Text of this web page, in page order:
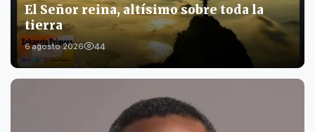
El Señor reina, altísimo sobre toda la
tierra
6 agosto 2026 44